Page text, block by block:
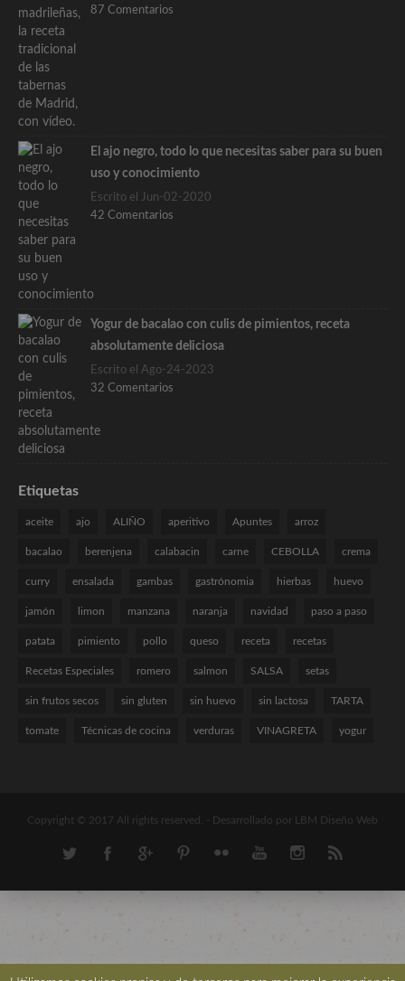
87 Comentarios
El ajo negro, todo lo que necesitas saber para su buen
uso y conocimiento
Escrito el Jun-02-2020
42 Comentarios
Yogur de bacalao con culis de pimientos, receta
absolutamente deliciosa
Escrito el Ago-24-2023
32 Comentarios
Etiquetas
aceite ajo ALIÑO aperitivo Apuntes arroz
bacalao berenjena calabacin carne CEBOLLA crema
curry ensalada gambas gastrónomia hierbas huevo
jamón limon manzana naranja navidad paso a paso
patata pimiento pollo queso receta recetas
Recetas Especiales romero salmon SALSA setas
sin frutos secos sin gluten sin huevo sin lactosa TARTA
tomate Técnicas de cocina verduras VINAGRETA yogur
Copyright © 2017 All rights reserved. - Desarrollado por LBM Diseño Web